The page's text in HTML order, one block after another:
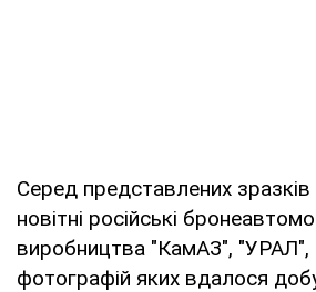
Серед представлених зразків
новітні російські
виробництва "КамАЗ", "УРАЛ",
фотографій яких вдалося